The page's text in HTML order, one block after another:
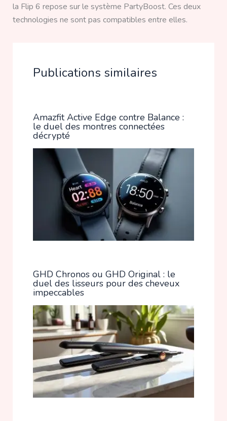
la Flip 6 repose sur le système PartyBoost. Ces deux
technologies ne sont pas compatibles entre elles.
Publications similaires
Amazfit Active Edge contre Balance :
le duel des montres connectées
décrypté
GHD Chronos ou GHD Original : le
duel des lisseurs pour des cheveux
impeccables